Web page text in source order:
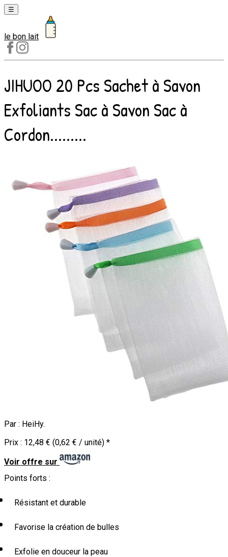
☰
Laits
1er
âge
Laits
2e
âge
Laits
de
le bon lait
JIHUOO 20 Pcs Sachet à Savon
Exfoliants Sac à Savon Sac à
Cordon.........
Par : HeiHy.
Prix : 12,48 € (0,62 € / unité) *
Voir offre sur
Points forts :
Résistant et durable
Favorise la création de bulles
Exfolie en douceur la peau